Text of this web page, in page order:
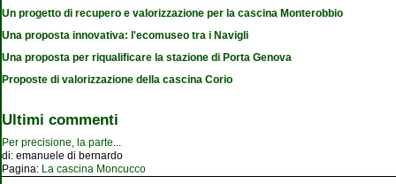
Un progetto di recupero e valorizzazione per la cascina Monterobbio
Una proposta innovativa: l'ecomuseo tra i Navigli
Una proposta per riqualificare la stazione di Porta Genova
Proposte di valorizzazione della cascina Corio
Ultimi commenti
Per precisione, la parte...
di: emanuele di bernardo
Pagina: La cascina Moncucco